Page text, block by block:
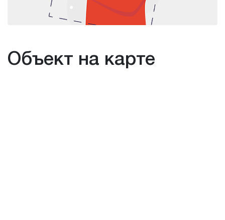
Объект на карте